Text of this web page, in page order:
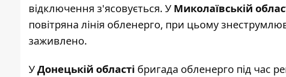
відключення з'ясовується. УМиколаївській
повітряна лінія обленерго, при цьому
заживлено.
УДонецькій області бригада обленерго під час